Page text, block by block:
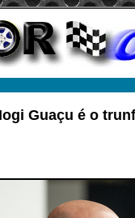
Guaçu é o